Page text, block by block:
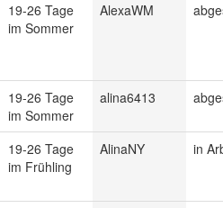
19-26 Tage
im Sommer
AlexaWM
19-26 Tage
im Sommer
alina6413
19-26 Tage
im Frühling
AlinaNY in